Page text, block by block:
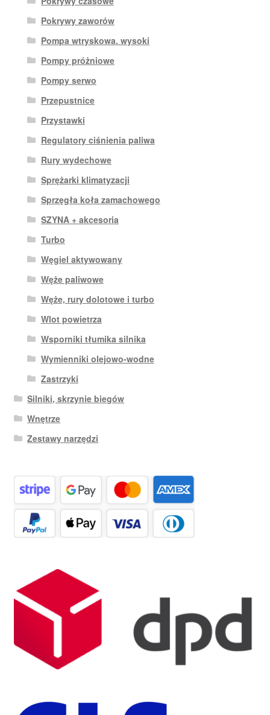
Pokrywy zaworów
Pompa wtryskowa. wysoki
Pompy próżniowe
Pompy serwo
Przepustnice
Przystawki
Regulatory ciśnienia paliwa
Rury wydechowe
Sprężarki klimatyzacji
Sprzęgła koła zamachowego
SZYNA + akcesoria
Turbo
Węgiel aktywowany
Węże paliwowe
Węże, rury dolotowe i turbo
Wlot powietrza
Wsporniki tłumika silnika
Wymienniki olejowo-wodne
Zastrzyki
Silniki, skrzynie biegów
Wnętrze
Zestawy narzędzi